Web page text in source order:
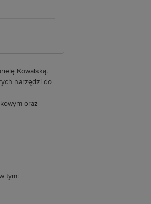
Kowalską.
narzędzi do
oraz
tym: